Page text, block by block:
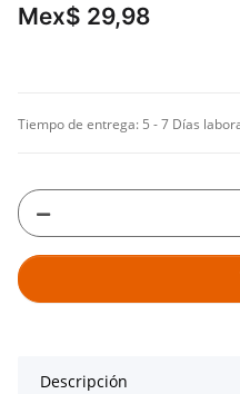
Mex$ 29,98
Tiempo de entrega: 5 - 7 Días
Descripción